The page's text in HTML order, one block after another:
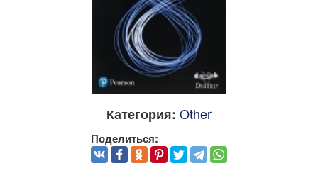
Категория: Other
Поделиться: